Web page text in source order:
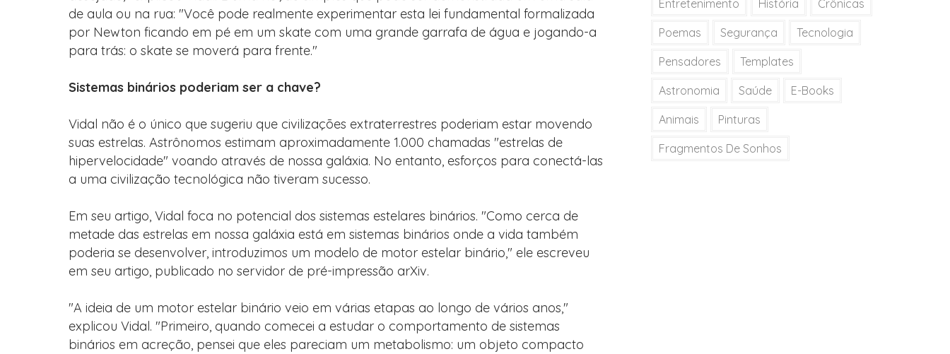
de aula ou na rua: "Você pode realmente experimentar esta lei fundamental formalizada
por Newton ficando em pé em um skate com uma grande garrafa de água e jogando-a
para trás: o skate se moverá para frente."
Sistemas binários poderiam ser a chave?
Vidal não é o único que sugeriu que civilizações extraterrestres poderiam estar movendo
suas estrelas. Astrônomos estimam aproximadamente 1.000 chamadas "estrelas de
hipervelocidade" voando através de nossa galáxia. No entanto, esforços para conectá-las
a uma civilização tecnológica não tiveram sucesso.
Em seu artigo, Vidal foca no potencial dos sistemas estelares binários. "Como cerca de
metade das estrelas em nossa galáxia está em sistemas binários onde a vida também
poderia se desenvolver, introduzimos um modelo de motor estelar binário," ele escreveu
em seu artigo, publicado no servidor de pré-impressão arXiv.
"A ideia de um motor estelar binário veio em várias etapas ao longo de vários anos,"
explicou Vidal. "Primeiro, quando comecei a estudar o comportamento de sistemas
binários em acreção, pensei que eles pareciam um metabolismo: um objeto compacto
Entretenimento História Crônicas
Poemas Segurança Tecnologia
Pensadores Templates
Astronomia Saúde E-Books
Animais Pinturas
Fragmentos De Sonhos